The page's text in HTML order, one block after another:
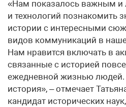
«Нам показалось важным и
и технологий познакомить
истории с интересными
видов коммуникаций в
Нам нравится включать в
связанные с историей
ежедневной жизнью людей.
история», – отмечает
кандидат исторических